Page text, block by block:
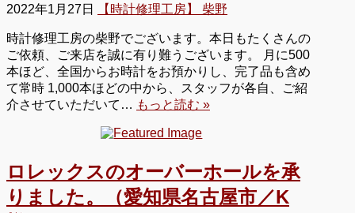
2022年1月27日 【時計修理工房】 柴野
時計修理工房の柴野でございます。本日もたくさんの
ご依頼、ご来店を誠に有り難うございます。 月に500
本ほど、全国からお時計をお預かりし、完了品も含め
て常時 1,000本ほどの中から、スタッフが各自、ご紹
介させていただいて… もっと読む »
ロレックスのオーバーホールを承
りました。（愛知県名古屋市／K